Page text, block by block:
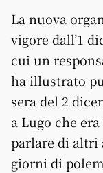
La nuova
vigore dall’1
cui un
ha illustrato
sera del 2
a Lugo che
parlare di altri
giorni di